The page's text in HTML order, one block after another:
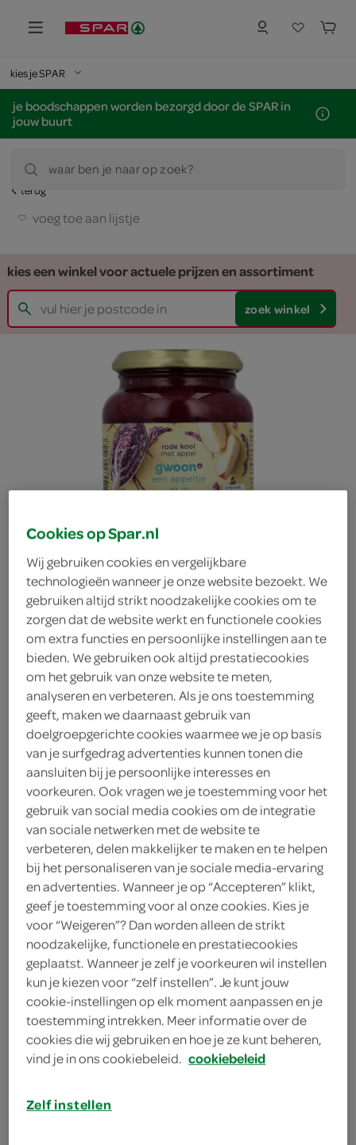
kies je SPAR
je boodschappen worden bezorgd door de SPAR in
jouw buurt
waar ben je naar op zoek?
terug
voeg toe aan lijstje
kies een winkel voor actuele prijzen en assortiment
zoek winkel
g'woon rode kool met
appel
g'woon
0.
39
340 Milliliter
Let op: aanbiedingen zijn niet zichtbaar bij de
producten, maar worden wél automatisch
verwerkt in de winkelmand.
Cookies op Spar.nl
Wij gebruiken cookies en vergelijkbare
technologieën wanneer je onze website bezoekt. We
gebruiken altijd strikt noodzakelijke cookies om te
zorgen dat de website werkt en functionele cookies
om extra functies en persoonlijke instellingen aan te
bieden. We gebruiken ook altijd prestatiecookies
om het gebruik van onze website te meten,
analyseren en verbeteren. Als je ons toestemming
geeft, maken we daarnaast gebruik van
doelgroepgerichte cookies waarmee we je op basis
van je surfgedrag advertenties kunnen tonen die
aansluiten bij je persoonlijke interesses en
voorkeuren. Ook vragen we je toestemming voor het
gebruik van social media cookies om de integratie
van sociale netwerken met de website te
verbeteren, delen makkelijker te maken en te helpen
bij het personaliseren van je sociale media-ervaring
en advertenties. Wanneer je op “Accepteren” klikt,
geef je toestemming voor al onze cookies. Kies je
voor “Weigeren”? Dan worden alleen de strikt
noodzakelijke, functionele en prestatiecookies
geplaatst. Wanneer je zelf je voorkeuren wil instellen
kun je kiezen voor “zelf instellen”. Je kunt jouw
cookie-instellingen op elk moment aanpassen en je
toestemming intrekken. Meer informatie over de
cookies die wij gebruiken en hoe je ze kunt beheren,
vind je in ons cookiebeleid. cookiebeleid
Zelf instellen